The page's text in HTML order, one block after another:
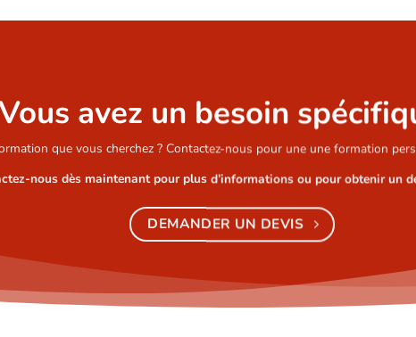
avez un besoin
que vous cherchez ? Contactez-nous pour une une formation
nous dès maintenant pour plus d’informations ou pour obtenir un
DEMANDER UN DEVIS